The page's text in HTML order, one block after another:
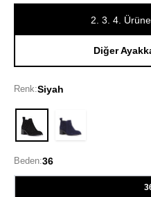
2. 3. 4.
Diğer
Renk:Siyah
Siyah
Beden:36